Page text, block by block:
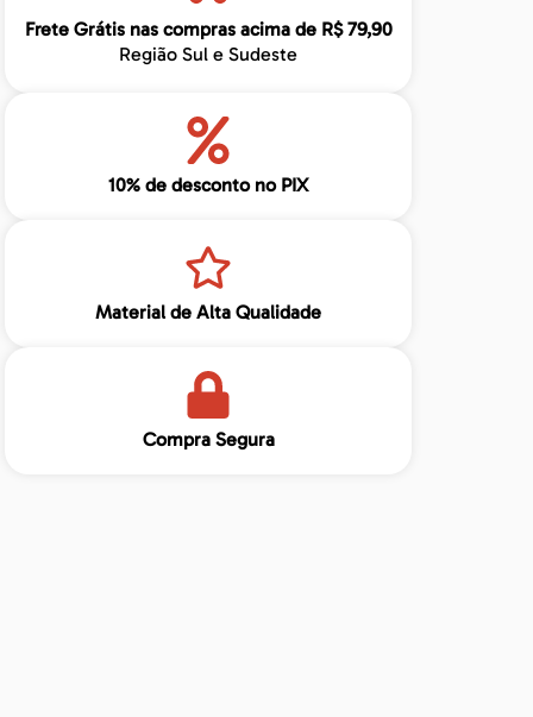
Frete Grátis nas compras acima de R$ 79,90
Região Sul e Sudeste
10% de desconto no PIX
Material de Alta Qualidade
Compra Segura